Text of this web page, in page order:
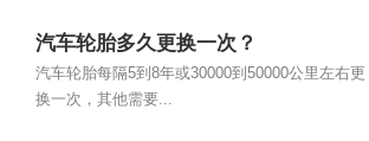
汽车轮胎多久更换一次？
汽车轮胎每隔5到8年或30000到50000公里左右更
换一次，其他需要...